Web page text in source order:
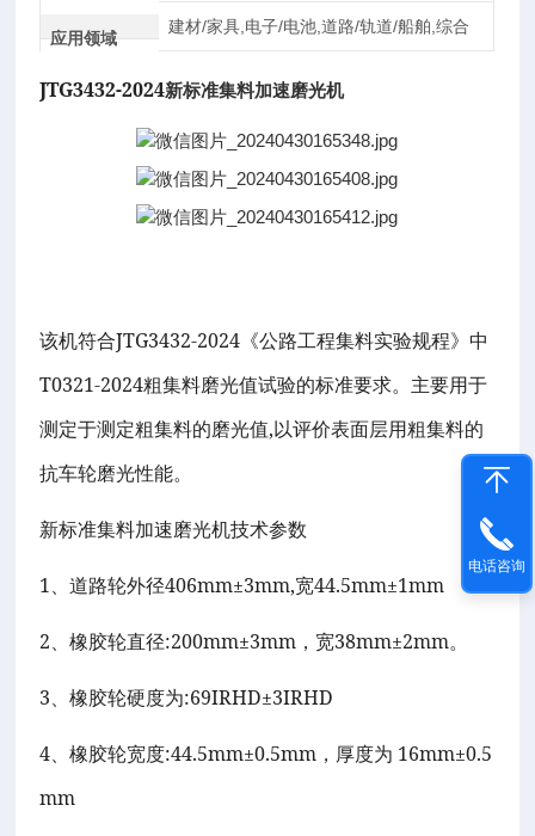
应用领域
建材/家具,电子/电池,道路/轨道/船舶,综合
JTG3432-2024新标准集料加速磨光机
该机符合JTG3432-2024 《公路工程集料实验规程》中
T0321-2024粗集料磨光值试验的标准要求。主要用于
测定于测定粗集料的磨光值, 以评价表面层用粗集料的
抗车轮磨光性能。
新标准集料加速磨光机技术参数
1 、道路轮外径406mm±3mm,宽44.5mm±1mm
2 、橡胶轮直径:200mm±3mm ，宽38mm±2mm。
3 、橡胶轮硬度为:69IRHD±3IRHD
4 、橡胶轮宽度:44.5mm±0.5mm ，厚度为 16mm±0.5
mm
电话咨询